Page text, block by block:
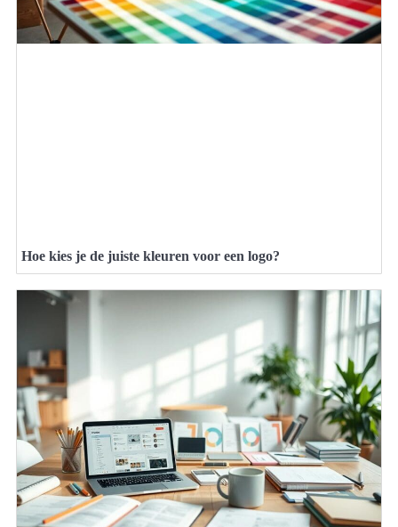
Hoe kies je de juiste kleuren voor een logo?